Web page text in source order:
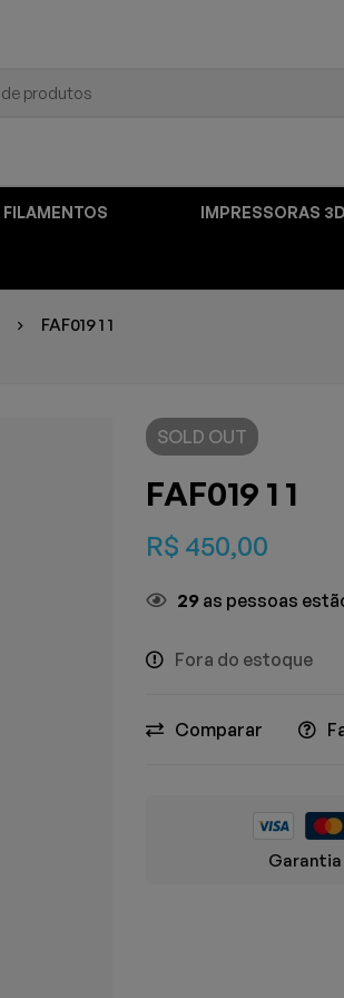
FILAMENTOS IMPRESSORAS 3D
FAF019 1 1
SOLD OUT
FAF019 1 1
R$ 450,00
29 as pessoas
Fora do estoque
Comparar